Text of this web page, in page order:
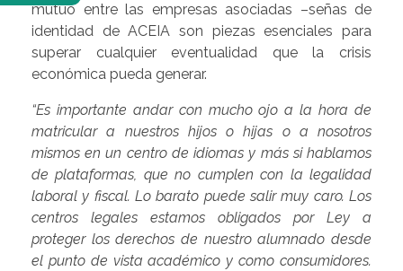
mutuo entre las empresas asociadas –señas de
identidad de ACEIA son piezas esenciales para
superar cualquier eventualidad que la crisis
económica pueda generar.
“Es importante andar con mucho ojo a la hora de
matricular a nuestros hijos o hijas o a nosotros
mismos en un centro de idiomas y más si hablamos
de plataformas, que no cumplen con la legalidad
laboral y fiscal. Lo barato puede salir muy caro. Los
centros legales estamos obligados por Ley a
proteger los derechos de nuestro alumnado desde
el punto de vista académico y como consumidores.